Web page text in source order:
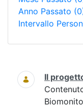
Anno Passato
Intervallo
Ricerca
Il